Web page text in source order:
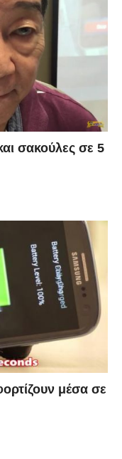
σακούλες σε 5
μέσα σε